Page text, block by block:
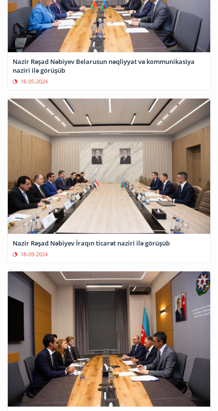
Nazir Rəşad Nəbiyev Belarusun nəqliyyat və kommunikasiya
naziri ilə görüşüb
16-05-2024
Nazir Rəşad Nəbiyev İraqın ticarət naziri ilə görüşüb
18-09-2024